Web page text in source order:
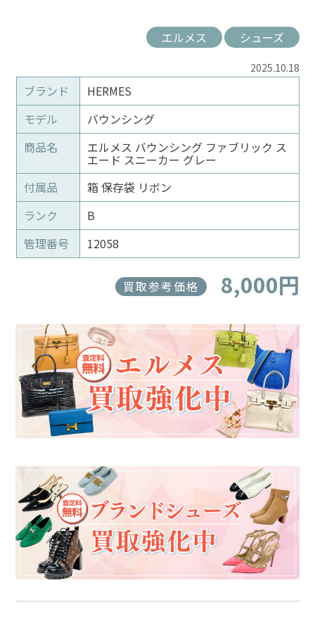
エルメス シューズ
2025.10.18
ブランド
HERMES
モデル
バウンシング
商品名
エルメス バウンシング ファブリック ス
エード スニーカー グレー
付属品
箱 保存袋 リボン
ランク
B
管理番号
12058
買取参考価格 8,000円